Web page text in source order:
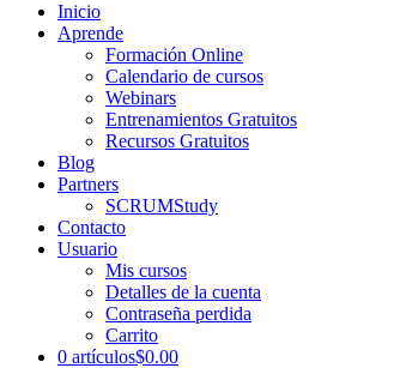
Inicio
Aprende
Formación Online
Calendario de cursos
Webinars
Entrenamientos Gratuitos
Recursos Gratuitos
Blog
Partners
SCRUMStudy
Contacto
Usuario
Mis cursos
Detalles de la cuenta
Contraseña perdida
Carrito
0 artículos$0.00